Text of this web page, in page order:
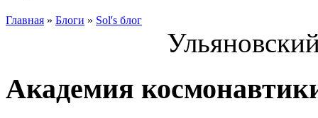
Главная » Блоги » Sol's блог
Академия